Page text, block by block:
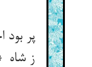
پر بود
ز شاه